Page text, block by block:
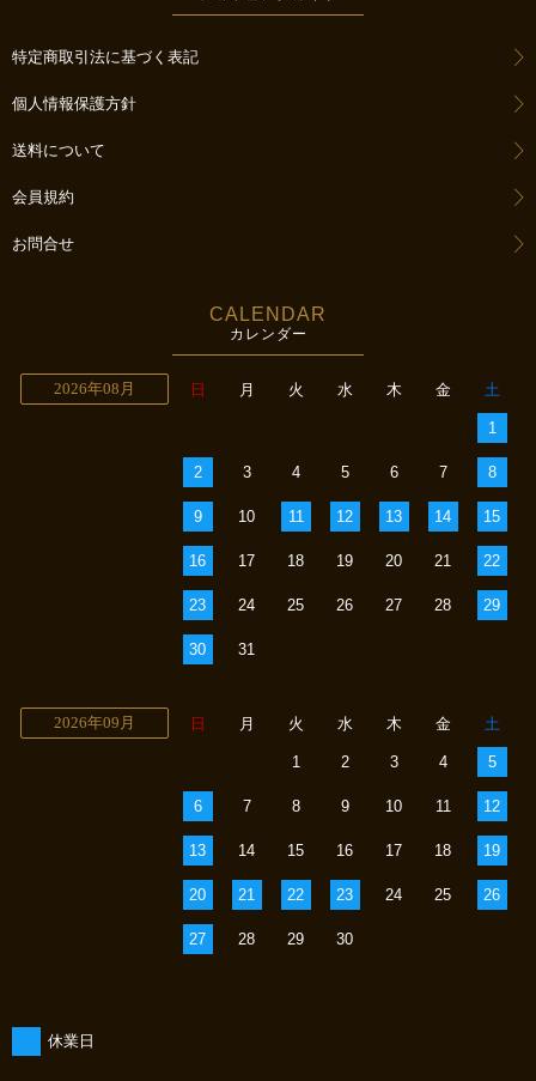
特定商取引法に基づく表記
個人情報保護方針
送料について
会員規約
お問合せ
CALENDAR
カレンダー
2026年08月 日 月 火 水 木 金 土
1
2 3 4 5 6 7 8
9 10 11 12 13 14 15
16 17 18 19 20 21 22
23 24 25 26 27 28 29
30 31
2026年09月 日 月 火 水 木 金 土
1 2 3 4 5
6 7 8 9 10 11 12
13 14 15 16 17 18 19
20 21 22 23 24 25 26
27 28 29 30
休業日